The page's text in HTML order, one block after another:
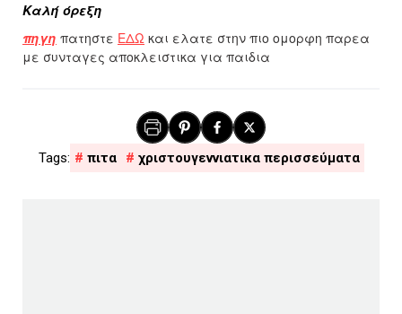
Καλή όρεξη
πηγη πατηστε ΕΔΩ και ελατε στην πιο ομορφη παρεα
με συνταγες αποκλειστικα για παιδια
πιτα χριστουγεννιατικα περισσεύματα